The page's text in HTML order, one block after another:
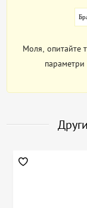
Моля, опитайте
параметри